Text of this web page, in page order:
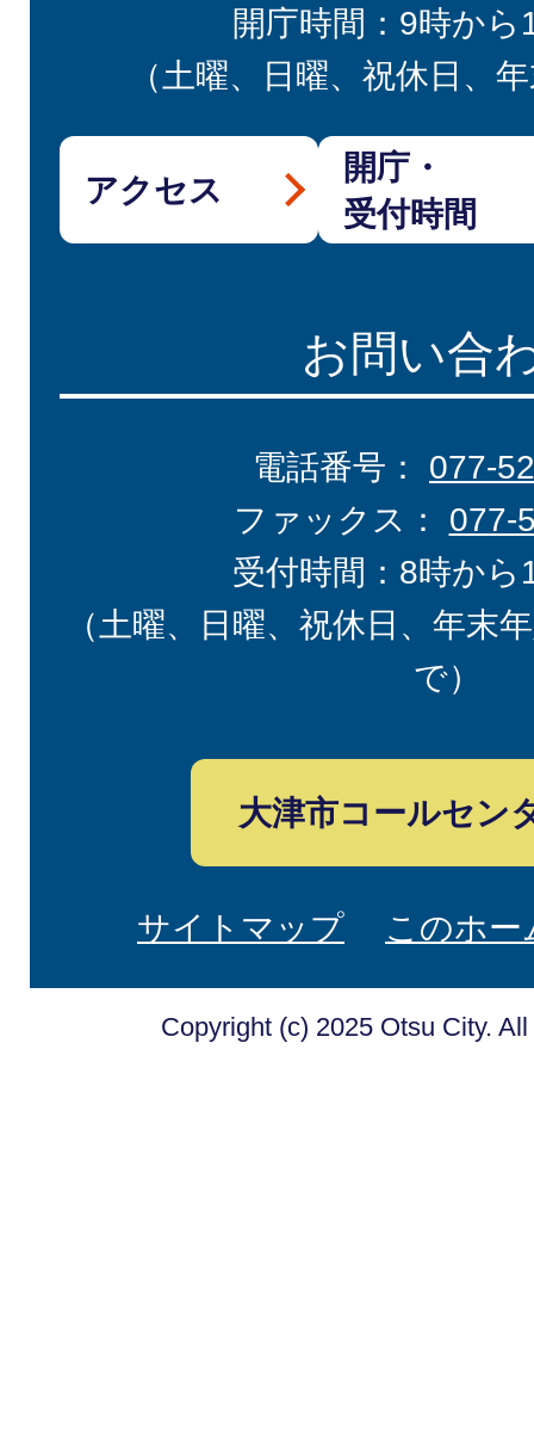
開庁時間：9時から
（土曜、日曜、祝休日、
アクセス
開庁・
受付時間
お問い合
電話番号： 077-
ファックス： 077-
受付時間：8時から
（土曜、日曜、祝休日、年末
で）
大津市コールセン
サイトマップ このホ
Copyright (c) 2025 Otsu City.